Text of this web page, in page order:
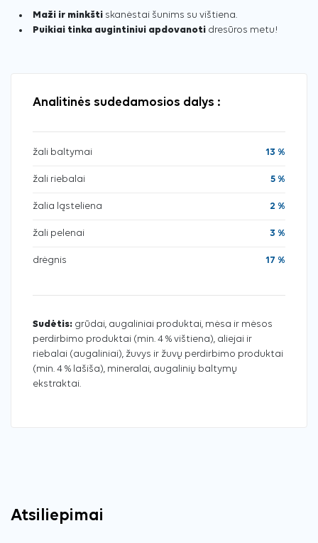
Maži ir minkšti skanėstai šunims su vištiena.
Puikiai tinka augintiniui apdovanoti dresūros metu!
Analitinės sudedamosios dalys :
žali baltymai 13 %
žali riebalai 5 %
žalia ląsteliena 2 %
žali pelenai 3 %
drėgnis 17 %
Sudėtis: grūdai, augaliniai produktai, mėsa ir mėsos
perdirbimo produktai (min. 4 % vištiena), aliejai ir
riebalai (augaliniai), žuvys ir žuvų perdirbimo produktai
(min. 4 % lašiša), mineralai, augalinių baltymų
ekstraktai.
Atsiliepimai